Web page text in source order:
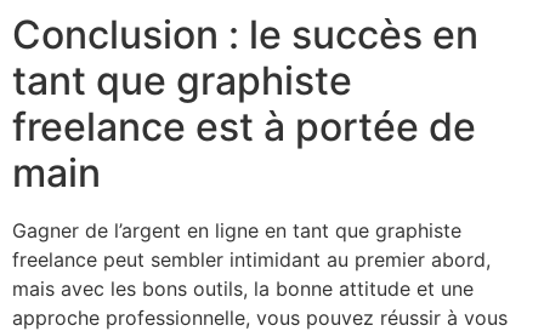
Conclusion : le succès en
tant que graphiste
freelance est à portée de
main
Gagner de l’argent en ligne en tant que graphiste
freelance peut sembler intimidant au premier abord,
mais avec les bons outils, la bonne attitude et une
approche professionnelle, vous pouvez réussir à vous